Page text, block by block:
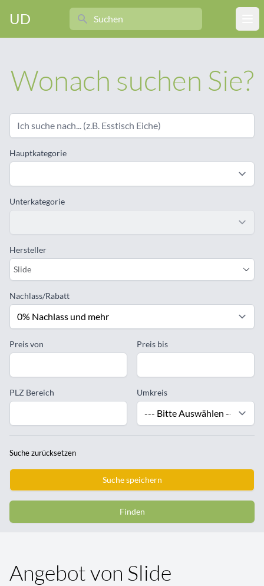
UD
Search
Wonach suchen Sie?
Hauptkategorie
Unterkategorie
Hersteller
Slide
Nachlass/Rabatt
Preis von Preis bis
PLZ Bereich Umkreis
Suche zurücksetzen
Suche speichern
Finden
Angebot von Slide